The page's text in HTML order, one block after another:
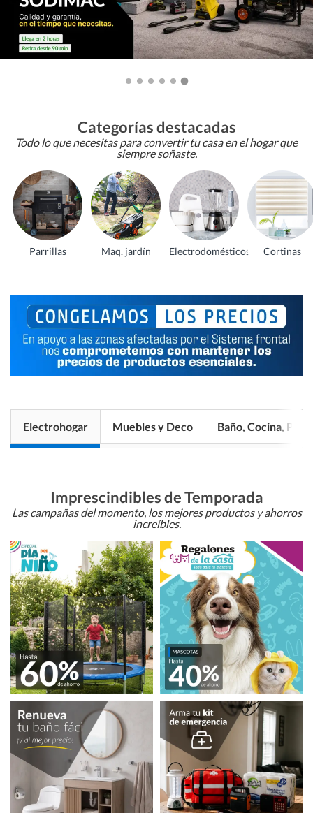
Categorías destacadas
Todo lo que necesitas para convertir tu casa en el hogar que
siempre soñaste.
Parrillas Maq. jardín Electrodomésticos Cortinas
Electrohogar Muebles y Deco Baño, Cocina, Pisos
Imprescindibles de Temporada
Las campañas del momento, los mejores productos y ahorros
increíbles.